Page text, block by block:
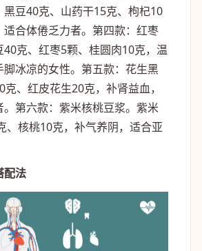
豆40克、山药干15克、枸杞10
适合体倦乏力者。第四款：红枣
克、红枣5颗、桂圆肉10克，温
冰凉的女性。第五款：花生黑
、红皮花生20克，补肾益血，
第六款：紫米核桃豆浆。紫米
、核桃10克，补气养阴，适合亚
配法